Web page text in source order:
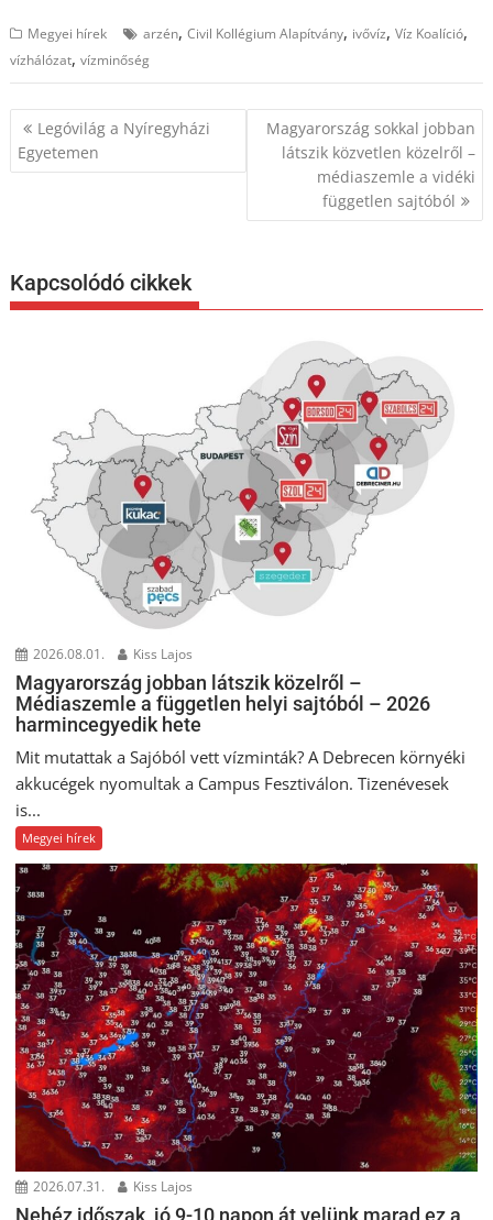
Megyei hírek arzén,Civil Kollégium Alapítvány, ivővíz,Víz Koalíció,
vízhálózat,vízminőség
Bejegyzés
navigáció
Legóvilág a Nyíregyházi
Egyetemen
Magyarország sokkal jobban
látszik közvetlen közelről –
médiaszemle a vidéki
független sajtóból
Kapcsolódó cikkek
2026.08.01. Kiss Lajos
Magyarország jobban látszik közelről –
Médiaszemle a független helyi sajtóból – 2026
harmincegyedik hete
Mit mutattak a Sajóból vett vízminták? A Debrecen környéki
akkucégek nyomultak a Campus Fesztiválon. Tizenévesek
is...
Megyei hírek
2026.07.31. Kiss Lajos
Nehéz időszak, jó 9-10 napon át velünk marad ez a